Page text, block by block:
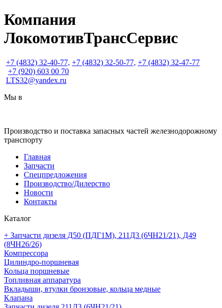
Компания
ЛокомотивТрансСервис
+7 (4832) 32-40-77, +7 (4832) 32-50-77, +7 (4832) 32-47-77
+7 (920) 603 00 70
LTS32@yandex.ru
Мы в
Производство и поставка запасных частей железнодорожному
транспорту
Главная
Запчасти
Спецпредложения
Производство/Дилерство
Новости
Контакты
Каталог
+ Запчасти дизеля Д50 (ПДГ1М), 211Д3 (6ЧН21/21), Д49
(8ЧН26/26)
Компрессора
Цилиндро-поршневая
Кольца поршневые
Топливная аппаратура
Вкладыши, втулки бронзовые, кольца медные
Клапана